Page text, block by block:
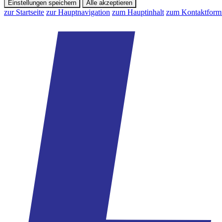
Einstellungen speichern Alle akzeptieren
zur Startseite zur Hauptnavigation zum Hauptinhalt zum